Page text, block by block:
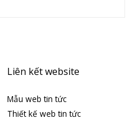
Liên kết website
Mẫu web tin tức
Thiết kế web tin tức